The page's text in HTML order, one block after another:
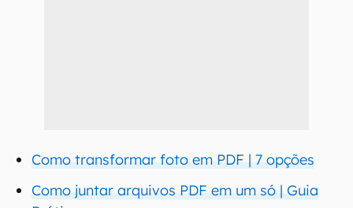
Como transformar foto em PDF | 7 opções
Como juntar arquivos PDF em um só | Guia